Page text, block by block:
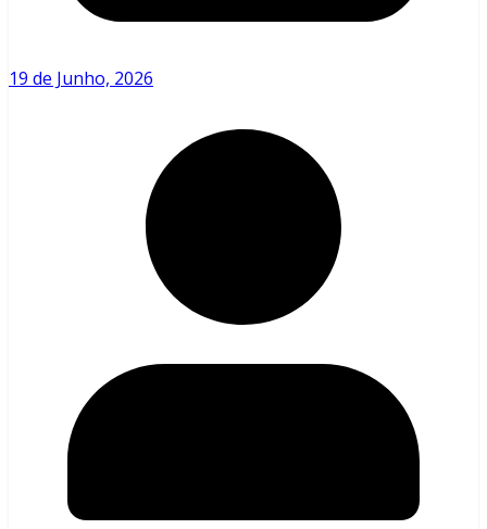
19 de Junho, 2026